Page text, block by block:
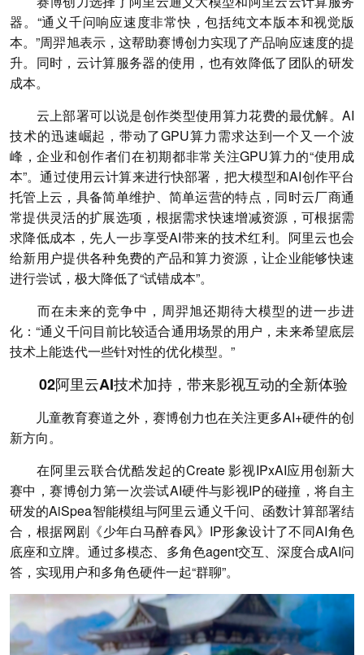
器。“通义千问响应速度非常快，包括纯文本版本和视觉版
本。”周羿旭表示，这帮助赛博创力实现了产品响应速度的提
升。同时，云计算服务器的使用，也有效降低了团队的研发
成本。
云上部署可以说是创作类型使用算力花费的最优解。AI
技术的迅速崛起，带动了GPU算力需求达到一个又一个波
峰，企业和创作者们在初期都非常关注GPU算力的“使用成
本”。通过使用云计算来进行快部署，把大模型和AI创作平台
托管上云，具备简单维护、简单运营的特点，同时云厂商通
常提供灵活的扩展选项，根据需求快速增减资源，可根据需
求降低成本，先人一步享受AI带来的技术红利。阿里云也会
给新用户提供各种免费的产品和算力资源，让企业能够快速
进行尝试，极大降低了“试错成本”。
而在未来的竞争中，周羿旭还期待大模型的进一步进
化：“通义千问目前比较适合通用场景的用户，未来希望底层
技术上能迭代一些针对性的优化模型。”
02阿里云AI技术加持，带来影视互动的全新体验
儿童教育赛道之外，赛博创力也在关注更多AI+硬件的创
新方向。
在阿里云联合优酷发起的Create 影视IPxAI应用创新大
赛中，赛博创力第一次尝试AI硬件与影视IP的碰撞，将自主
研发的AiSpea智能模组与阿里云通义千问、函数计算部署结
合，根据网剧《少年白马醉春风》IP形象设计了不同AI角色
底座和立牌。通过多模态、多角色agent交互、深度合成AI问
答，实现用户和多角色硬件一起“群聊”。